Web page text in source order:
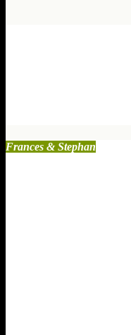
Frances & Stephan